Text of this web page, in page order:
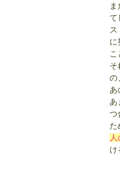
て
ス
に
こ
そ
の
あ
あ
つ
た
人
け